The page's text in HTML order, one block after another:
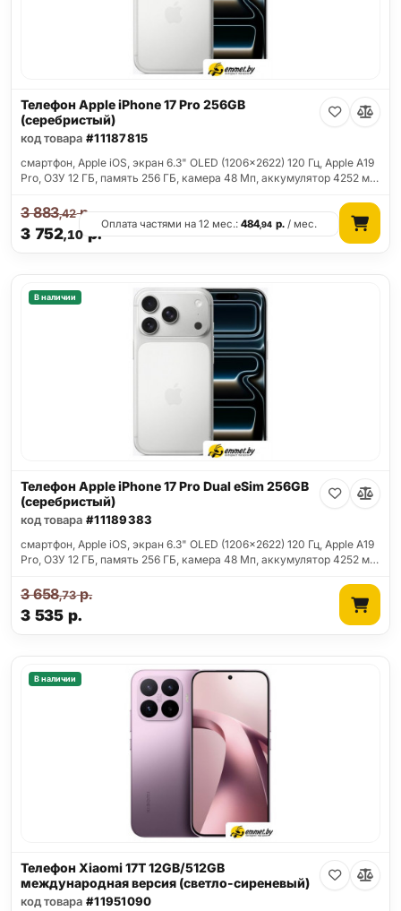
Телефон Apple iPhone 17 Pro 256GB
(серебристый)
код товара #11187815
смартфон, Apple iOS, экран 6.3" OLED (1206x2622) 120 Гц, Apple A19
Pro, ОЗУ 12 ГБ, память 256 ГБ, камера 48 Мп, аккумулятор 4252 м…
3 752,10 р.
3 883,42р.
Оплата частями на 12 мес.:484,94 р./ мес.
В наличии
Телефон Apple iPhone 17 Pro Dual eSim 256GB
(серебристый)
код товара #11189383
смартфон, Apple iOS, экран 6.3" OLED (1206x2622) 120 Гц, Apple A19
Pro, ОЗУ 12 ГБ, память 256 ГБ, камера 48 Мп, аккумулятор 4252 м…
3 535 р.
3 658,73р.
В наличии
Телефон Xiaomi 17T 12GB/512GB
международная версия (светло-сиреневый)
код товара #11951090